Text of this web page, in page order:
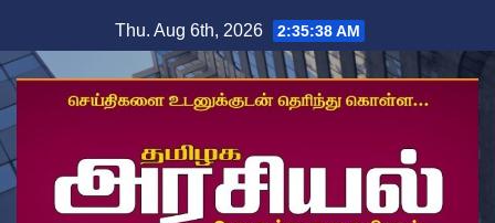
to
content
Thu. Aug 6th, 2026 2:35:38 AM